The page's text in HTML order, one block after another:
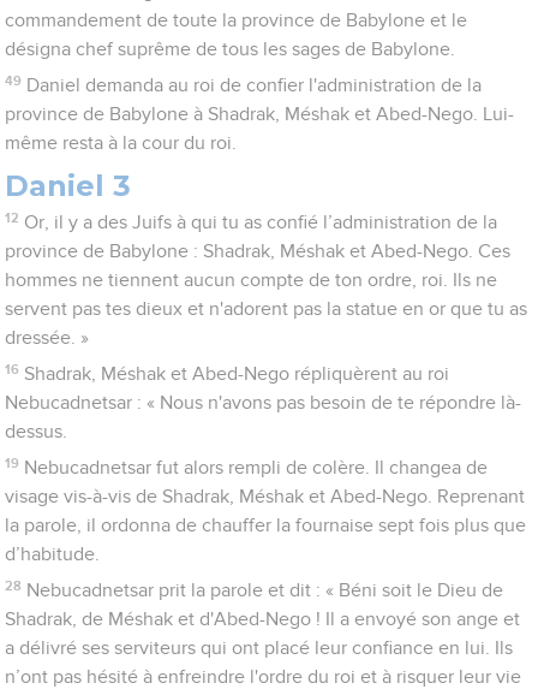
commandement de toute la province de Babylone et le
désigna chef suprême de tous les sages de Babylone.
49 Daniel demanda au roi de confier l'administration de la
province de Babylone à Shadrak, Méshak et Abed-Nego. Lui-
même resta à la cour du roi.
Daniel 3
12 Or, il y a des Juifs à qui tu as confié l’administration de la
province de Babylone : Shadrak, Méshak et Abed-Nego. Ces
hommes ne tiennent aucun compte de ton ordre, roi. Ils ne
servent pas tes dieux et n'adorent pas la statue en or que tu as
dressée. »
16 Shadrak, Méshak et Abed-Nego répliquèrent au roi
Nebucadnetsar : « Nous n'avons pas besoin de te répondre là-
dessus.
19 Nebucadnetsar fut alors rempli de colère. Il changea de
visage vis-à-vis de Shadrak, Méshak et Abed-Nego. Reprenant
la parole, il ordonna de chauffer la fournaise sept fois plus que
d’habitude.
28 Nebucadnetsar prit la parole et dit : « Béni soit le Dieu de
Shadrak, de Méshak et d'Abed-Nego ! Il a envoyé son ange et
a délivré ses serviteurs qui ont placé leur confiance en lui. Ils
n’ont pas hésité à enfreindre l'ordre du roi et à risquer leur vie